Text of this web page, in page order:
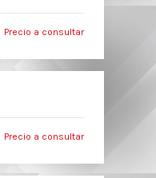
Precio a consultar
Precio a consultar